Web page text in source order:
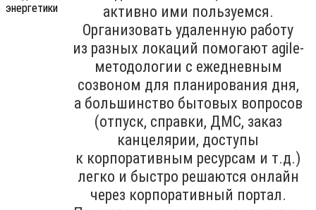
активно ими пользуемся.
Организовать удаленную работу
из разных локаций помогают agile-
методологии с ежедневным
созвоном для планирования дня,
а большинство бытовых вопросов
(отпуск, справки, ДМС, заказ
канцелярии, доступы
к корпоративным ресурсам и т.д.)
легко и быстро решаются онлайн
через корпоративный портал.